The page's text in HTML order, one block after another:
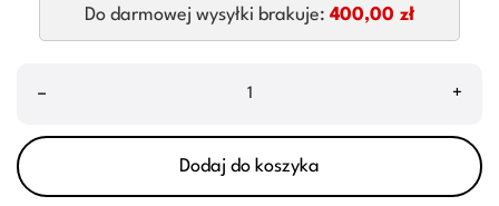
Do darmowej wysyłki brakuje: 400,00 zł
– +
Dodaj do koszyka